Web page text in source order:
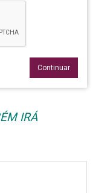
Continuar
IRÁ